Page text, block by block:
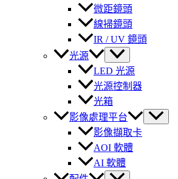
微距鏡頭
線掃鏡頭
IR / UV 鏡頭
光源
LED 光源
光源控制器
光箱
影像處理平台
影像擷取卡
AOI 軟體
AI 軟體